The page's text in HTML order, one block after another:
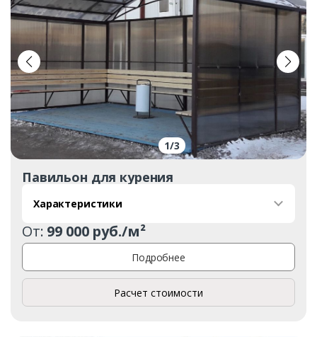
1/3
Павильон для курения
Характеристики
От: 99 000 руб./м²
Подробнее
Расчет стоимости